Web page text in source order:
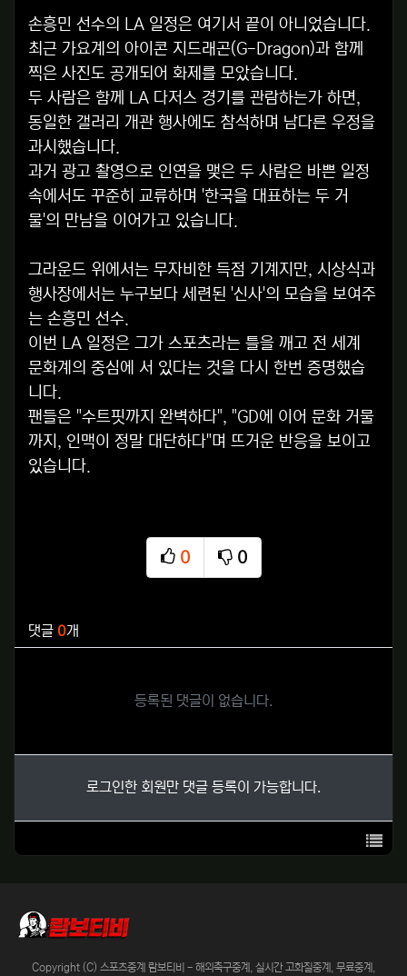
손흥민 선수의 LA 일정은 여기서 끝이 아니었습니다.
최근 가요계의 아이콘 지드래곤(G-Dragon)과 함께
찍은 사진도 공개되어 화제를 모았습니다.
두 사람은 함께 LA 다저스 경기를 관람하는가 하면,
동일한 갤러리 개관 행사에도 참석하며 남다른 우정을
과시했습니다.
과거 광고 촬영으로 인연을 맺은 두 사람은 바쁜 일정
속에서도 꾸준히 교류하며 '한국을 대표하는 두 거
물'의 만남을 이어가고 있습니다.
그라운드 위에서는 무자비한 득점 기계지만, 시상식과
행사장에서는 누구보다 세련된 '신사'의 모습을 보여주
는 손흥민 선수.
이번 LA 일정은 그가 스포츠라는 틀을 깨고 전 세계
문화계의 중심에 서 있다는 것을 다시 한번 증명했습
니다.
팬들은 "수트핏까지 완벽하다", "GD에 이어 문화 거물
까지, 인맥이 정말 대단하다"며 뜨거운 반응을 보이고
있습니다.
0
추천
0
비추천
댓글 0개
등록된 댓글이 없습니다.
로그인한 회원만 댓글 등록이 가능합니다.
목록
Copyright (C) 스포츠중계 람보티비 - 해외축구중계, 실시간 고화질중계, 무료중계,